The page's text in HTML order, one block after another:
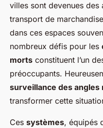
villes sont devenues
transport de
dans ces espaces
nombreux défis pour les
morts constituent l’un
préoccupants.
surveillance des angles
transformer cette
Ces systèmes, équipés